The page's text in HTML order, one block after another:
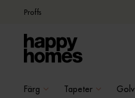
Proffs
Färg Tapeter Golv